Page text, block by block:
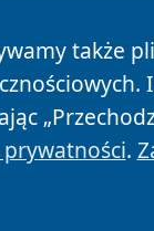
.
Polityka